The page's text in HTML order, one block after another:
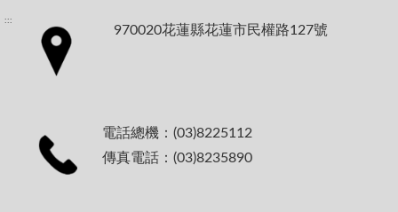
:::
970020花蓮縣花蓮市民權路127號
電話總機：(03)8225112
傳真電話：(03)8235890